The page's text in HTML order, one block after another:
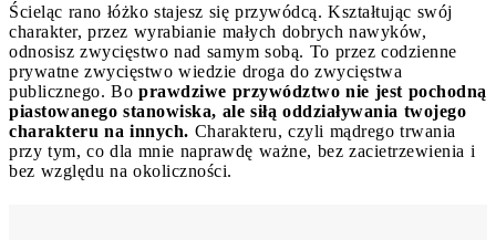
Ścieląc rano łóżko stajesz się przywódcą. Kształtując swój
charakter, przez wyrabianie małych dobrych nawyków,
odnosisz zwycięstwo nad samym sobą. To przez codzienne
prywatne zwycięstwo wiedzie droga do zwycięstwa
publicznego. Bo prawdziwe przywództwo nie jest pochodną
piastowanego stanowiska, ale siłą oddziaływania twojego
charakteru na innych. Charakteru, czyli mądrego trwania
przy tym, co dla mnie naprawdę ważne, bez zacietrzewienia i
bez względu na okoliczności.